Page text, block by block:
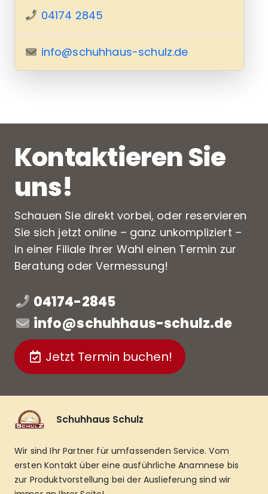
04174 2845
info@schuhhaus-schulz.de
Kontaktieren Sie
uns!
Schauen Sie direkt vorbei, oder reservieren
Sie sich jetzt online – ganz unkompliziert –
in einer Filiale Ihrer Wahl einen Termin zur
Beratung oder Vermessung!
04174-2845
info@schuhhaus-schulz.de
Jetzt Termin buchen!
Schuhhaus Schulz
Wir sind Ihr Partner für umfassenden Service. Vom
ersten Kontakt über eine ausführliche Anamnese bis
zur Produktvorstellung bei der Auslieferung sind wir